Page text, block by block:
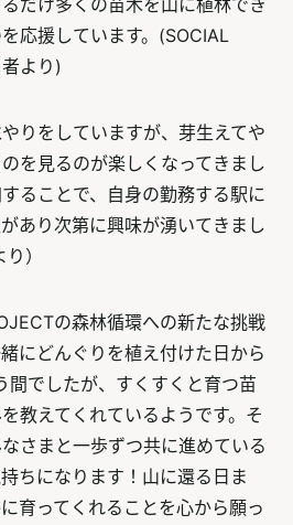
応援しています。(SOCIAL
より)
りをしていますが、芽生えてや
を見るのが楽しくなってきまし
ることで、自身の勤務する駅に
あり次第に興味が湧いてきまし
）
の森林循環への新たな挑戦
にどんぐりを植え付けた日から
間でしたが、すくすくと育つ苗
教えてくれているようです。そ
さまと一歩ずつ共に進めている
ちになります！山に還る日ま
育ってくれることを心から願っ